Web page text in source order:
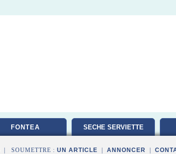
FONTEA SECHE SERVIETTE
| SOUMETTRE : UN ARTICLE ANNONCER